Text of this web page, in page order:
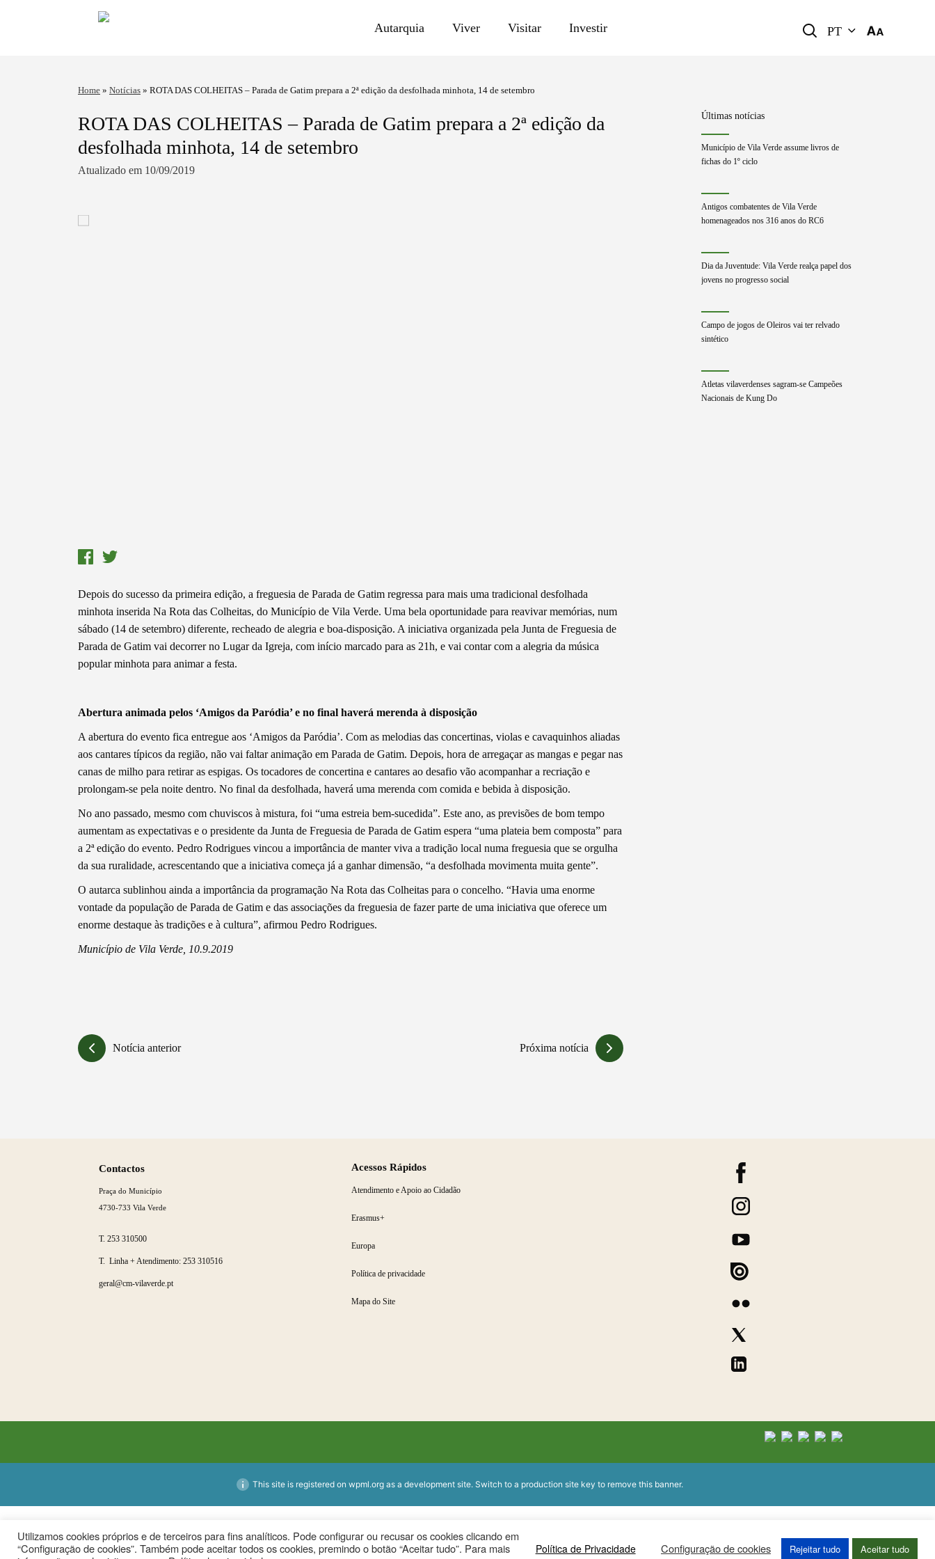
Autarquia Viver Visitar Investir PT
Categorias gerais
Filtros
Home » Notícias » ROTA DAS COLHEITAS – Parada de Gatim prepara a 2ª edição da desfolhada minhota, 14 de setembro
ROTA DAS COLHEITAS – Parada de Gatim prepara a 2ª edição da
desfolhada minhota, 14 de setembro
Atualizado em 10/09/2019
Depois do sucesso da primeira edição, a freguesia de Parada de Gatim regressa para mais uma tradicional desfolhada
minhota inserida Na Rota das Colheitas, do Município de Vila Verde. Uma bela oportunidade para reavivar memórias, num
sábado (14 de setembro) diferente, recheado de alegria e boa-disposição. A iniciativa organizada pela Junta de Freguesia de
Parada de Gatim vai decorrer no Lugar da Igreja, com início marcado para as 21h, e vai contar com a alegria da música
popular minhota para animar a festa.
Abertura animada pelos ‘Amigos da Paródia’ e no final haverá merenda à disposição
A abertura do evento fica entregue aos ‘Amigos da Paródia’. Com as melodias das concertinas, violas e cavaquinhos aliadas
aos cantares típicos da região, não vai faltar animação em Parada de Gatim. Depois, hora de arregaçar as mangas e pegar nas
canas de milho para retirar as espigas. Os tocadores de concertina e cantares ao desafio vão acompanhar a recriação e
prolongam-se pela noite dentro. No final da desfolhada, haverá uma merenda com comida e bebida à disposição.
No ano passado, mesmo com chuviscos à mistura, foi “uma estreia bem-sucedida”. Este ano, as previsões de bom tempo
aumentam as expectativas e o presidente da Junta de Freguesia de Parada de Gatim espera “uma plateia bem composta” para
a 2ª edição do evento. Pedro Rodrigues vincou a importância de manter viva a tradição local numa freguesia que se orgulha
da sua ruralidade, acrescentando que a iniciativa começa já a ganhar dimensão, “a desfolhada movimenta muita gente”.
O autarca sublinhou ainda a importância da programação Na Rota das Colheitas para o concelho. “Havia uma enorme
vontade da população de Parada de Gatim e das associações da freguesia de fazer parte de uma iniciativa que oferece um
enorme destaque às tradições e à cultura”, afirmou Pedro Rodrigues.
Município de Vila Verde, 10.9.2019
Notícia anterior Próxima notícia
Últimas notícias
Município de Vila Verde assume livros de
fichas do 1º ciclo
Antigos combatentes de Vila Verde
homenageados nos 316 anos do RC6
Dia da Juventude: Vila Verde realça papel dos
jovens no progresso social
Campo de jogos de Oleiros vai ter relvado
sintético
Atletas vilaverdenses sagram-se Campeões
Nacionais de Kung Do
Contactos
Praça do Município
4730-733 Vila Verde
T. 253 310500
T. Linha + Atendimento: 253 310516
geral@cm-vilaverde.pt
Acessos Rápidos
Atendimento e Apoio ao Cidadão
Erasmus+
Europa
Política de privacidade
Mapa do Site
Utilizamos cookies próprios e de terceiros para fins analíticos. Pode configurar ou recusar os cookies clicando em
“Configuração de cookies”. Também pode aceitar todos os cookies, premindo o botão “Aceitar tudo”. Para mais
Política de Privacidade Configuração de cookies Rejeitar tudo Aceitar tudo
This site is registered on wpml.orgas a development site. Switch to a production site key to remove this banner.